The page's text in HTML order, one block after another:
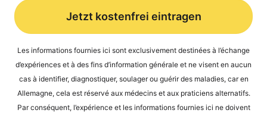
Jetzt kostenfrei eintragen
Les infor­ma­ti­ons four­nies ici sont exclu­si­ve­ment desti­nées à l’é­ch­an­ge
d’expé­ri­en­ces et à des fins d’in­for­ma­ti­on géné­ra­le et ne visent en aucun
cas à iden­ti­fier, dia­gnos­ti­quer, sou­la­ger ou guérir des mala­dies, car en
Alle­ma­gne, cela est réser­vé aux méde­cins et aux pra­ti­ci­ens alter­na­tifs.
Par con­sé­quent, l’expérience et les infor­ma­ti­ons four­nies ici ne doi­vent